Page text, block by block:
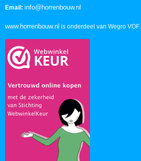
Email: info@horrenbouw.nl
www.horrenbouw.nl is onderdeel van Wegro VOF.